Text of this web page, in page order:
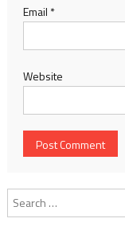
Email *
Website